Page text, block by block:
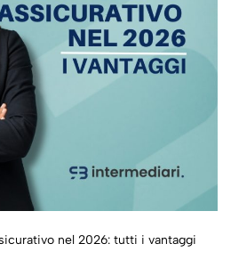
nel 2026: tutti i vantaggi